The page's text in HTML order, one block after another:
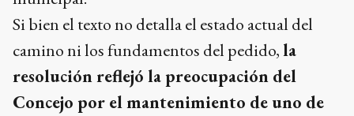
Si bien el texto no detalla el estado actual del
camino ni los fundamentos del pedido,la
resolución reflejó la preocupación del
Concejo por el mantenimiento de uno de